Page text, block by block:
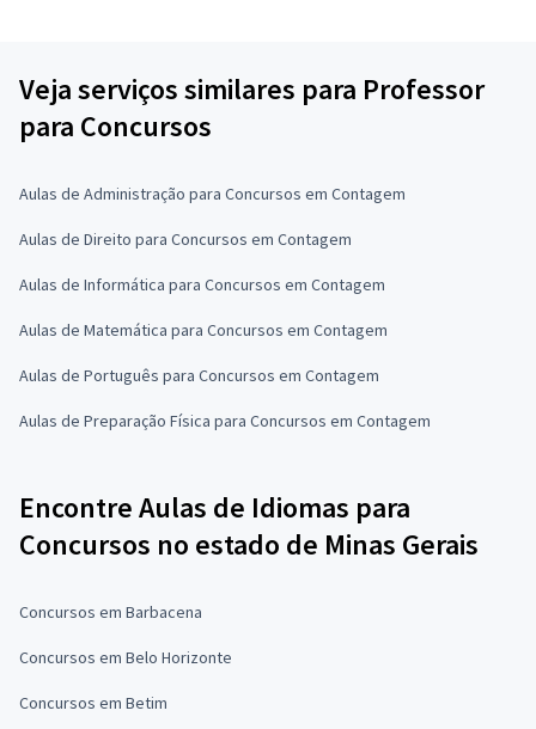
Veja serviços similares para Professor
para Concursos
Aulas de Administração para Concursos em Contagem
Aulas de Direito para Concursos em Contagem
Aulas de Informática para Concursos em Contagem
Aulas de Matemática para Concursos em Contagem
Aulas de Português para Concursos em Contagem
Aulas de Preparação Física para Concursos em Contagem
Encontre Aulas de Idiomas para
Concursos no estado de Minas Gerais
Concursos em Barbacena
Concursos em Belo Horizonte
Concursos em Betim